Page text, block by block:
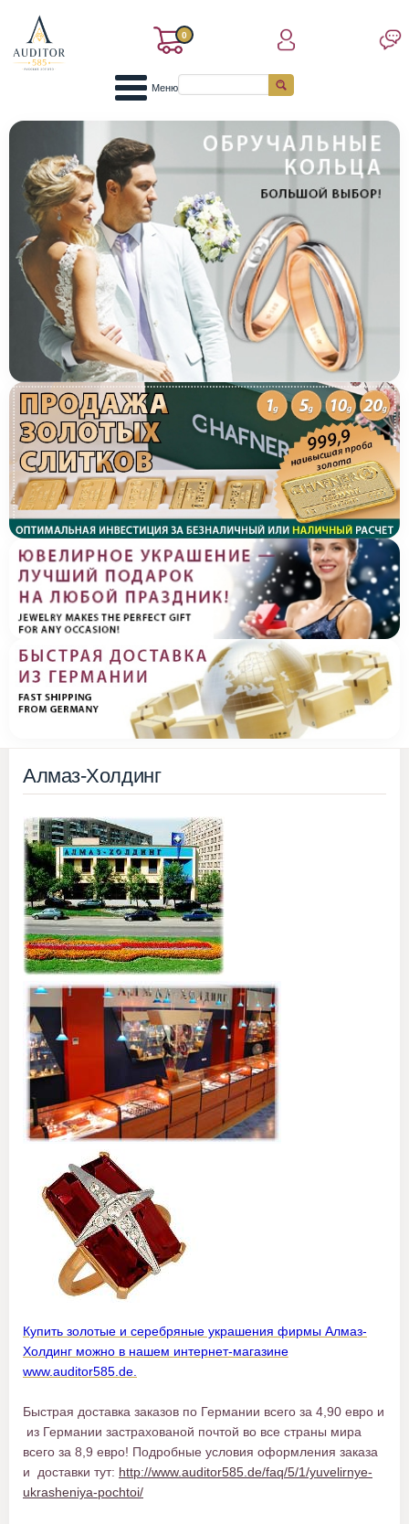
0
Меню
Алмаз-Холдинг
Купить золотые и серебряные украшения фирмы Алмаз-
Холдинг можно в нашем интернет-магазине
www.auditor585.de.
Быстрая доставка заказов по Германии всего за 4,90 евро и
из Германии застрахованой почтой во все страны мира
всего за 8,9 евро! Подробные условия оформления заказа
и доставки тут: http://www.auditor585.de/faq/5/1/yuvelirnye-
ukrasheniya-pochtoi/